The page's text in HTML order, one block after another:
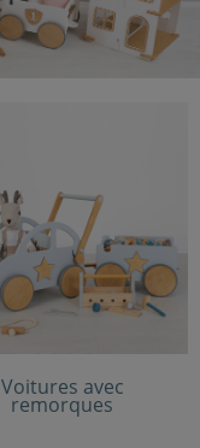
Voitures avec
remorques